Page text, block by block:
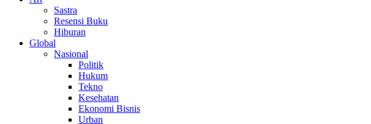
Sastra
Resensi Buku
Hiburan
Global
Nasional
Politik
Hukum
Tekno
Kesehatan
Ekonomi Bisnis
Urban